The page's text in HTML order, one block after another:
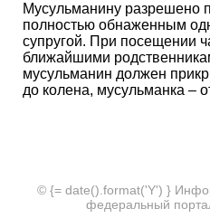
Мусульманину разрешено
полностью обнаженным
супругой. При посещении
ближайшими
мусульманин должен
до колена, мусульманка –
© {= date().format('Y') }
федеральный